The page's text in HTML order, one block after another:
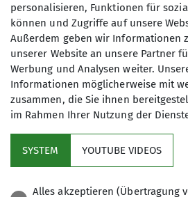
Organisation und
Danach machten sich alle
auf den Heimweg.
personalisieren, Funktionen für
können und Zugriffe auf unsere
Außerdem geben wir Informationen
unserer Website an unsere Partner
Werbung und Analysen weiter.
Informationen möglicherweise mit
zusammen, die Sie ihnen
im Rahmen Ihrer Nutzung der
SYSTEM YOUTUBE VIDEOS
Alles akzeptieren (Übertragung